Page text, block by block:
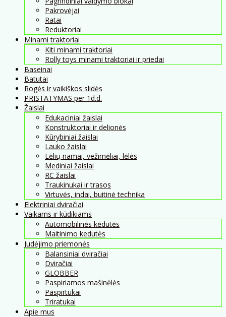
Pakrovėjai
Ratai
Reduktoriai
Minami traktoriai
Kiti minami traktoriai
Rolly toys minami traktoriai ir priedai
Baseinai
Batutai
Rogės ir vaikiškos slidės
PRISTATYMAS per 1d.d.
Žaislai
Edukaciniai žaislai
Konstruktoriai ir delionės
Kūrybiniai žaislai
Lauko žaislai
Lėlių namai, vežimėliai, lėlės
Mediniai žaislai
RC žaislai
Traukinukai ir trasos
Virtuvės, indai, buitinė technika
Elektriniai dviračiai
Vaikams ir kūdikiams
Automobilinės kėdutės
Maitinimo kedutės
Judėjimo priemonės
Balansiniai dviračiai
Dviračiai
GLOBBER
Paspiriamos mašinėlės
Paspirtukai
Triratukai
Apie mus